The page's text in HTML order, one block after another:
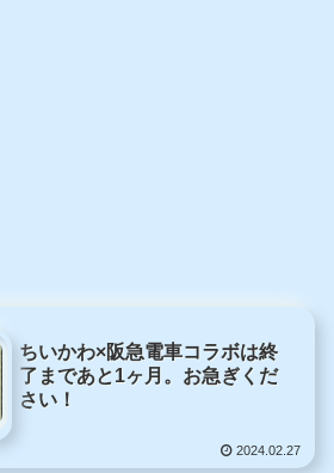
ちいかわ×阪急電車コラボは終
了まであと1ヶ月。お急ぎくだ
さい！
2024.02.27